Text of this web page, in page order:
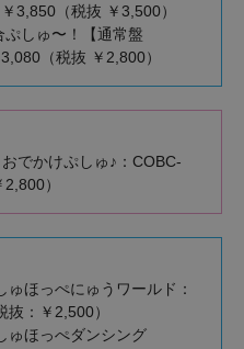
3,850（税抜 ￥3,500）
ぷしゅ〜！【通常盤
（税抜 ￥2,800）
でかけぷしゅ♪：COBC-
）
ゅほっぺにゅうワールド：
：￥2,500）
ゅほっぺダンシング